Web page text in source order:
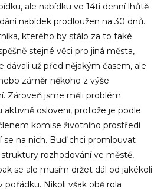
ale nabídku ve 14ti denní lhůtě
nabídek prodloužen na 30 dnů.
kterého by stálo za to také
stejné věci pro jiná města,
už před nějakým časem, ale
záměr někoho z výše
Zároveň jsme měli problém
osloveni, protože je podle
komise životního prostředí
se na nich. Buď chci promlouvat
rozhodování ve městě,
se ale musím držet dál od jakékoli
Nikoli však obě rola